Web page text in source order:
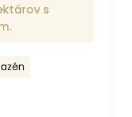
s